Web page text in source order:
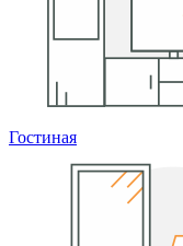
Гостиная